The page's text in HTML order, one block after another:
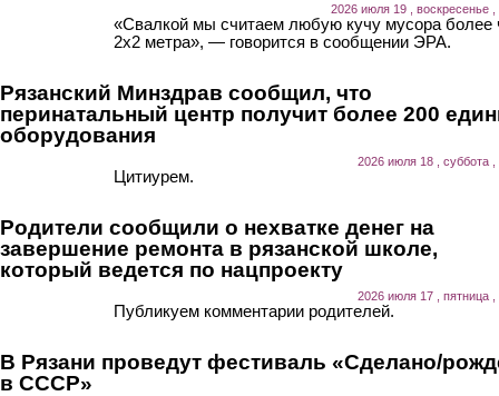
2026 июля 19 , воскресенье ,
«Свалкой мы считаем любую кучу мусора более
2х2 метра», — говорится в сообщении ЭРА.
Рязанский Минздрав сообщил, что
перинатальный центр получит более 200
оборудования
2026 июля 18 , суббота ,
Цитиурем.
Родители сообщили о нехватке денег на
завершение ремонта в рязанской школе,
который ведется по нацпроекту
2026 июля 17 , пятница ,
Публикуем комментарии родителей.
В Рязани проведут фестиваль «Сделано/
в СССР»